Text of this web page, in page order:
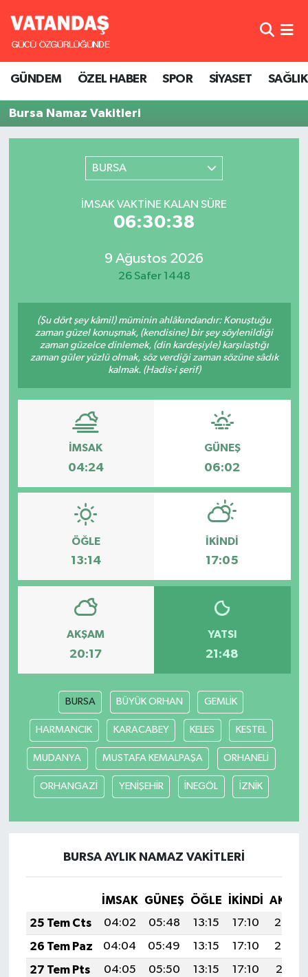
GÜNDEM ÖZEL HABER SPOR SİYASET SAĞLIK
Bursa Namaz Vakitleri
BURSA
İMSAK VAKTINE KALAN SÜRE
06:30:38
9 Ağustos 2026
26 Safer 1448
(Şu dört şey kâmil) müminin ahlâkındandır: Konuştuğu
zaman güzel konuşmak, (kendisine) bir şey söylenildiği
zaman güzelce dinlemek, (din kardeşiyle) karşılaştığı
zaman güler yüzlü olmak, söz verdiği zaman sözüne sâdık
kalmak. (Hadis-i şerif)
İMSAK
04:24
GÜNEŞ
06:02
ÖĞLE
13:14
İKINDI
17:05
AKŞAM
20:17
YATSI
21:48
BURSA BÜYÜK ORHAN GEMLİK
HARMANCIK KARACABEY KELES KESTEL
MUDANYA MUSTAFA KEMALPAŞA ORHANELİ
ORHANGAZİ YENİŞEHİR İNEGÖL İZNİK
BURSA AYLIK NAMAZ VAKITLERI
İMSAK GÜNEŞ ÖĞLE İKINDI
25 Tem Cts
04:02 05:48 13:15 17:10
20:33
26 Tem Paz
04:04 05:49 13:15 17:10
20:32
27 Tem Pts
04:05 05:50 13:15 17:10
20:31
GÜNDEM
Hava Durumu
Tüm Manşetler